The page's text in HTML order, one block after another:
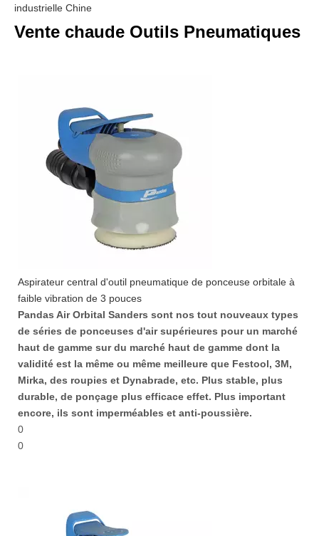
industrielle Chine
Vente chaude Outils Pneumatiques
Aspirateur central d'outil pneumatique de ponceuse orbitale à
faible vibration de 3 pouces
Pandas Air Orbital Sanders sont nos tout nouveaux types
de séries de ponceuses d'air supérieures pour un marché
haut de gamme sur du marché haut de gamme dont la
validité est la même ou même meilleure que Festool, 3M,
Mirka, des roupies et Dynabrade, etc. Plus stable, plus
durable, de ponçage plus efficace effet. Plus important
encore, ils sont imperméables et anti-poussière.
0
0